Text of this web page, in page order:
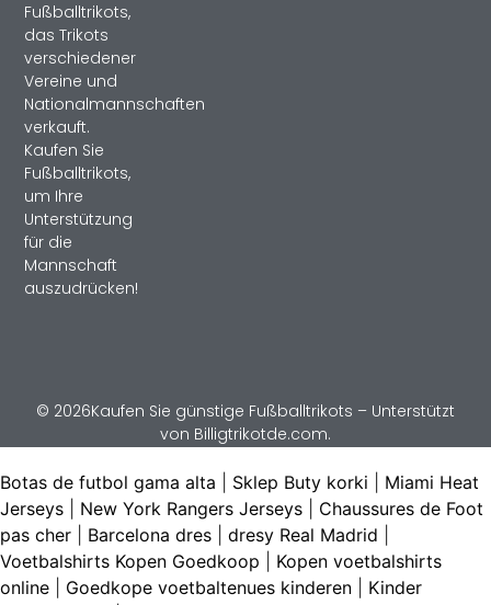
Fußballtrikots,
das Trikots
verschiedener
Vereine und
Nationalmannschaften
verkauft.
Kaufen Sie
Fußballtrikots,
um Ihre
Unterstützung
für die
Mannschaft
auszudrücken!
© 2026Kaufen Sie günstige Fußballtrikots – Unterstützt
von Billigtrikotde.com.
Botas de futbol gama alta Sklep Buty korki
Miami Heat
Jerseys
New York Rangers Jerseys
Chaussures de Foot
pas cher
Barcelona dres dresy Real Madrid
Voetbalshirts Kopen Goedkoop
Kopen voetbalshirts
online
Goedkope voetbaltenues kinderen
Kinder